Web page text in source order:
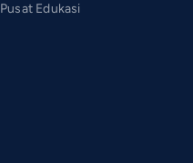
Pusat Edukasi